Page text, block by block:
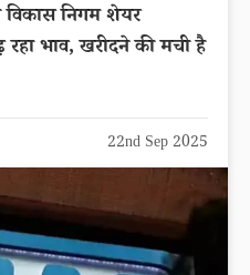
निगम शेयर
भाव, खरीदने की मची है
22nd Sep 2025